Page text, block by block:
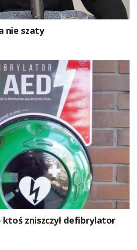
nie szaty
ktoś zniszczył defibrylator